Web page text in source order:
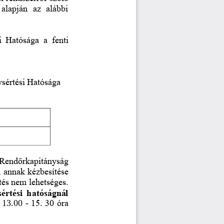
az  alábbi
Hatósága  a  fenti
Hatósága
őrkapitányság
kézbesítése
nem lehetséges.
hatóságnál
- 15. 30 óra